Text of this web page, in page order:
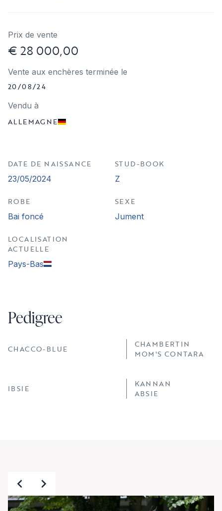
Prix de vente
€ 28 000,00
Vente aux enchères terminée le
20/08/24
Vendu à
ALLEMAGNE
DATE DE NAISSANCE
23/05/2024
STUD-BOOK
Z
ROBE
Bai foncé
SEXE
Jument
LOCALISATION
ACTUELLE
Pays-Bas
Pedigree
CHACCO-BLUE
CHAMBERTIN
MOM'S CONTARA
IBSIE
KANNAN
ABSIE